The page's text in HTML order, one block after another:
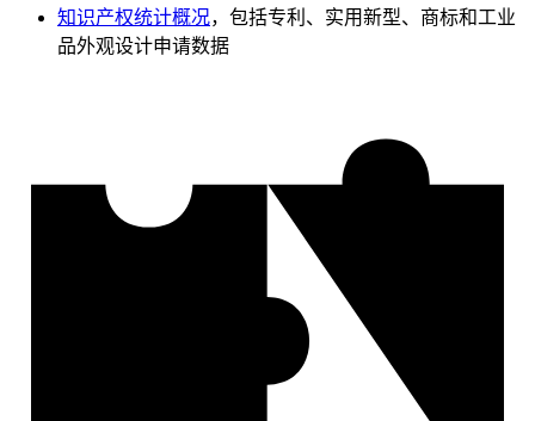
知识产权统计概况，包括专利、实用新型、商标和工业
品外观设计申请数据